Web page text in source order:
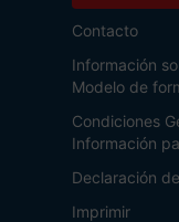
Contacto
Información
Modelo de
Condiciones
Información
Declaración
Imprimir